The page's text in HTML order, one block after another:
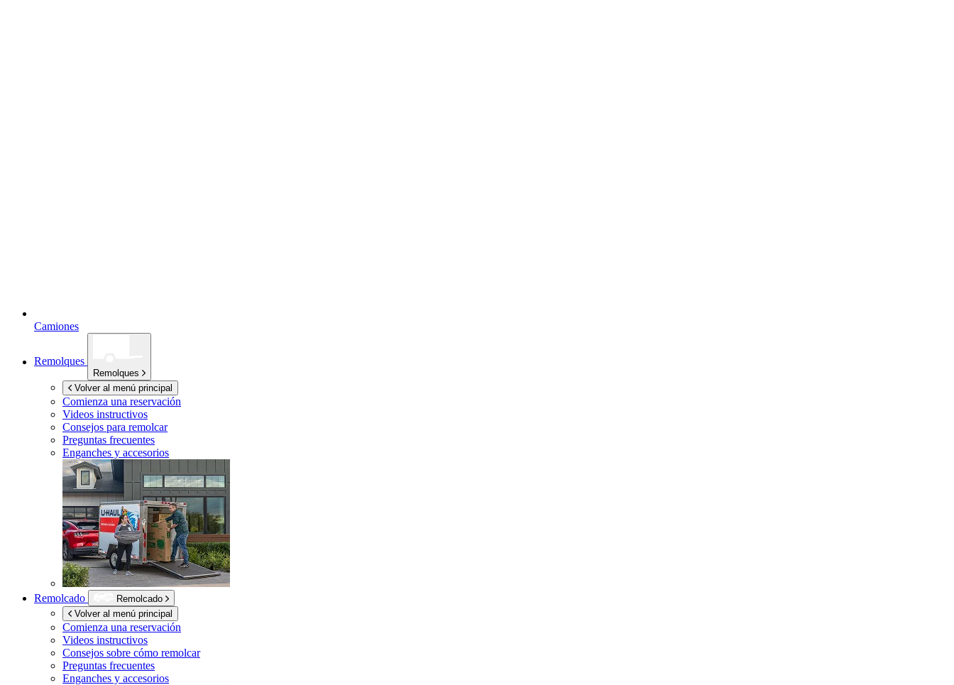
Camiones
Remolques
Remolques
Volver al menú principal
Comienza una reservación
Videos instructivos
Consejos para remolcar
Preguntas frecuentes
Enganches y accesorios
Remolcado
Remolcado
Volver al menú principal
Comienza una reservación
Videos instructivos
Consejos sobre cómo remolcar
Preguntas frecuentes
Enganches y accesorios